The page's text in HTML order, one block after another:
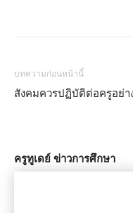
บทความก่อนหน้านี้
สังคมควรปฏิบัติต่อครูอย่า
ครูทูเดย์ ข่าวการศึกษา